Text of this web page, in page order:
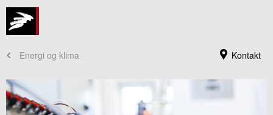
Kontakt
Energi og klima